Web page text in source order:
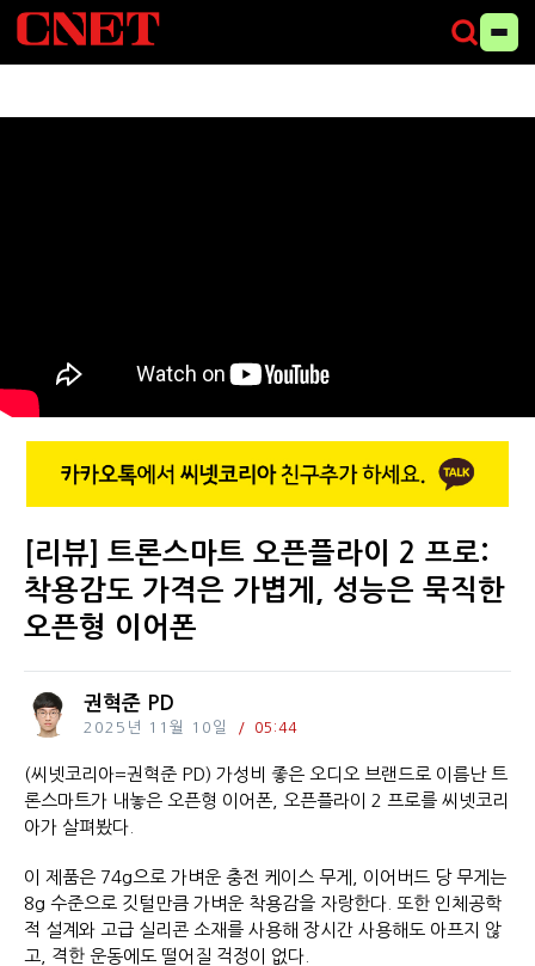
[리뷰] 트론스마트 오픈플라이 2 프로:
착용감도 가격은 가볍게, 성능은 묵직한
오픈형 이어폰
권혁준 PD
2025년 11월 10일 05:44
(씨넷코리아=권혁준 PD) 가성비 좋은 오디오 브랜드로 이름난 트
론스마트가 내놓은 오픈형 이어폰, 오픈플라이 2 프로를 씨넷코리
아가 살펴봤다.
이 제품은 74g으로 가벼운 충전 케이스 무게, 이어버드 당 무게는
8g 수준으로 깃털만큼 가벼운 착용감을 자랑한다. 또한 인체공학
적 설계와 고급 실리콘 소재를 사용해 장시간 사용해도 아프지 않
고, 격한 운동에도 떨어질 걱정이 없다.